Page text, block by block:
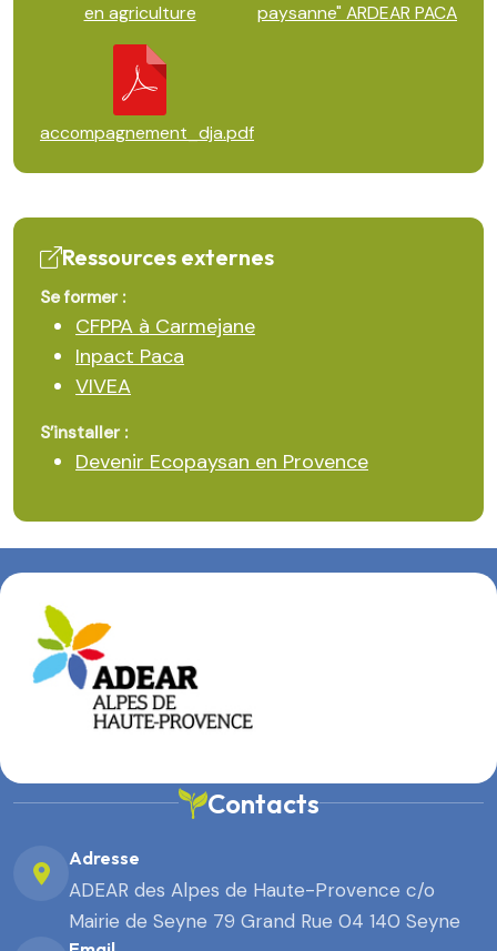
en agriculture
paysanne" ARDEAR PACA
accompagnement_dja.pdf
Ressources externes
Se former :
CFPPA à Carmejane
Inpact Paca
VIVEA
S’installer :
Devenir Ecopaysan en Provence
Contacts
Adresse
ADEAR des Alpes de Haute-Provence c/o
Mairie de Seyne 79 Grand Rue 04 140 Seyne